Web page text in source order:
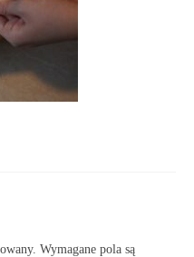
Wymagane pola są